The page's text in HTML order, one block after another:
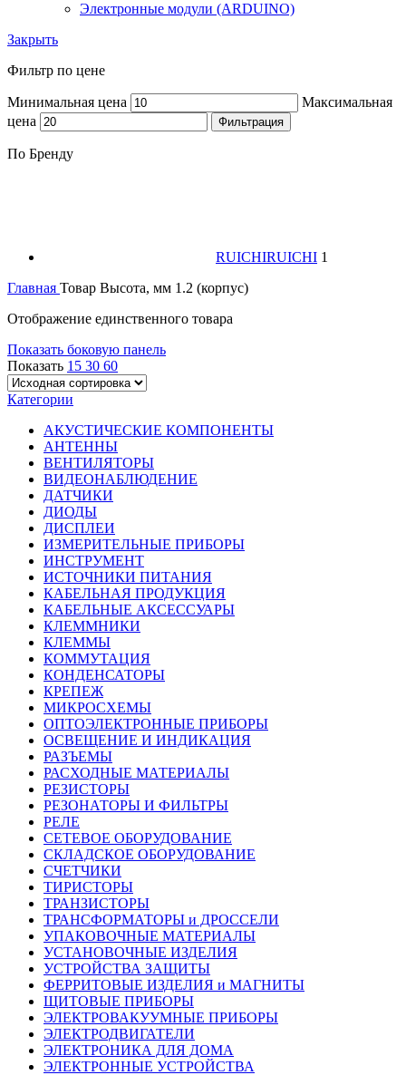
Электронные модули (ARDUINO)
Закрыть
Фильтр по цене
Минимальная цена
Максимальная
цена
Фильтрация
По Бренду
RUICHIRUICHI 1
Главная Товар Высота, мм 1.2 (корпус)
Отображение единственного товара
Показать боковую панель
Показать 15 30 60
Категории
АКУСТИЧЕСКИЕ КОМПОНЕНТЫ
АНТЕННЫ
ВЕНТИЛЯТОРЫ
ВИДЕОНАБЛЮДЕНИЕ
ДАТЧИКИ
ДИОДЫ
ДИСПЛЕИ
ИЗМЕРИТЕЛЬНЫЕ ПРИБОРЫ
ИНСТРУМЕНТ
ИСТОЧНИКИ ПИТАНИЯ
КАБЕЛЬНАЯ ПРОДУКЦИЯ
КАБЕЛЬНЫЕ АКСЕССУАРЫ
КЛЕММНИКИ
КЛЕММЫ
КОММУТАЦИЯ
КОНДЕНСАТОРЫ
КРЕПЕЖ
МИКРОСХЕМЫ
ОПТОЭЛЕКТРОННЫЕ ПРИБОРЫ
ОСВЕЩЕНИЕ И ИНДИКАЦИЯ
РАЗЪЕМЫ
РАСХОДНЫЕ МАТЕРИАЛЫ
РЕЗИСТОРЫ
РЕЗОНАТОРЫ И ФИЛЬТРЫ
РЕЛЕ
СЕТЕВОЕ ОБОРУДОВАНИЕ
СКЛАДСКОЕ ОБОРУДОВАНИЕ
СЧЕТЧИКИ
ТИРИСТОРЫ
ТРАНЗИСТОРЫ
ТРАНСФОРМАТОРЫ и ДРОССЕЛИ
УПАКОВОЧНЫЕ МАТЕРИАЛЫ
УСТАНОВОЧНЫЕ ИЗДЕЛИЯ
УСТРОЙСТВА ЗАЩИТЫ
ФЕРРИТОВЫЕ ИЗДЕЛИЯ и МАГНИТЫ
ЩИТОВЫЕ ПРИБОРЫ
ЭЛЕКТРОВАКУУМНЫЕ ПРИБОРЫ
ЭЛЕКТРОДВИГАТЕЛИ
ЭЛЕКТРОНИКА ДЛЯ ДОМА
ЭЛЕКТРОННЫЕ УСТРОЙСТВА